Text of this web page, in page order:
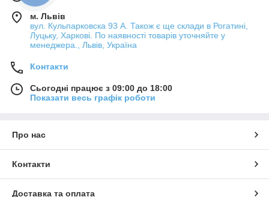
м. Львів
вул. Кульпарковска 93 А. Також є ще склади в Рогатині,
Луцьку, Харкові. По наявності товарів уточняйте у
менеджера., Львів, Україна
Контакти
Сьогодні працює з 09:00 до 18:00
Показати весь графік роботи
Про нас
Контакти
Доставка та оплата